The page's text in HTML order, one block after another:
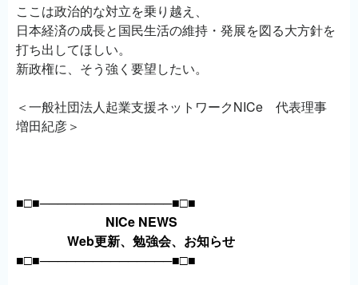
ここは政治的な対立を乗り越え、
日本経済の成長と国民生活の維持・発展を図る大方針を
打ち出してほしい。
新政権に、そう強く要望したい。
＜一般社団法人起業支援ネットワークNICe 代表理事
増田紀彦＞
■□■───────────────■□■
NICe NEWS
Web更新、勉強会、お知らせ
■□■───────────────■□■